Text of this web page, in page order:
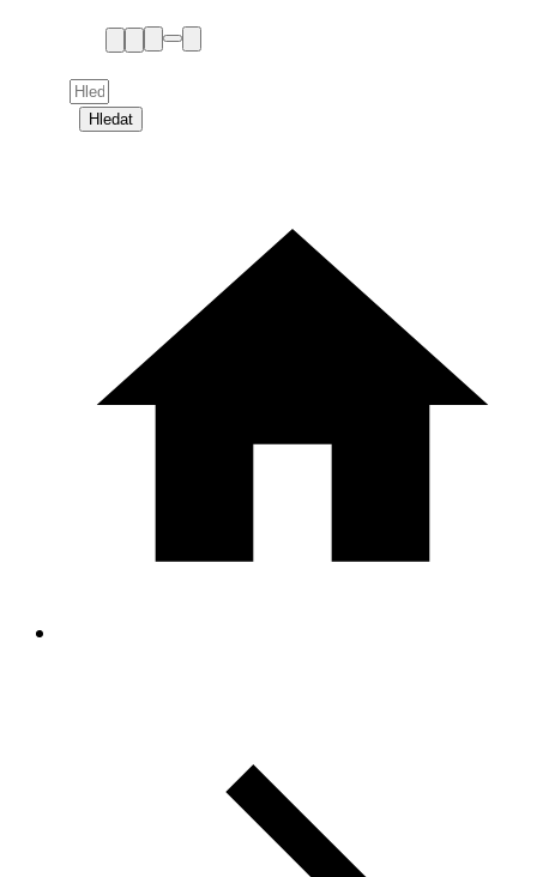
Hledat